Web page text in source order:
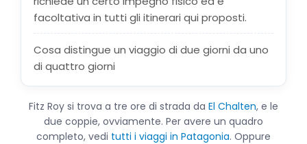
facoltativa in tutti gli itinerari qui proposti.
Cosa distingue un viaggio di due giorni da uno
di quattro giorni
Fitz Roy si trova a tre ore di strada da El Chalten, e le
due coppie, ovviamente. Per avere un quadro
completo, vedi tutti i viaggi in Patagonia. Oppure